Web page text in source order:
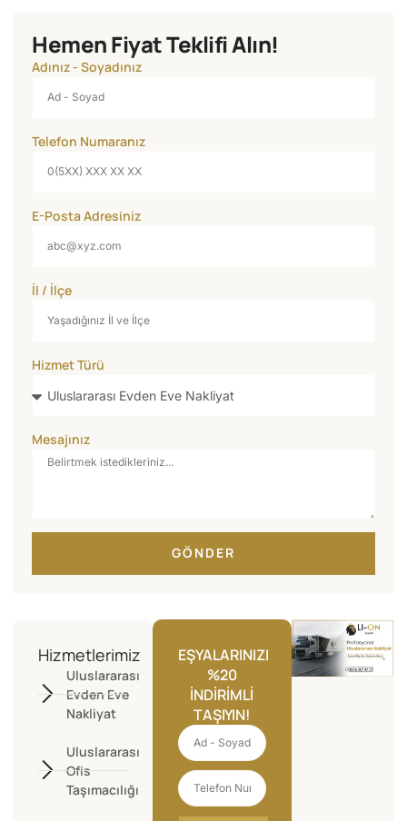
Hemen Fiyat Teklifi Alın!
Adınız - Soyadınız
Telefon Numaranız
E-Posta Adresiniz
İl / İlçe
Hizmet Türü
Mesajınız
GÖNDER
Hizmetlerimiz
Uluslararası
Evden Eve
Nakliyat
Uluslararası
Ofis
Taşımacılığı
EŞYALARINIZI
%20
İNDIRIMLI
TAŞIYIN!